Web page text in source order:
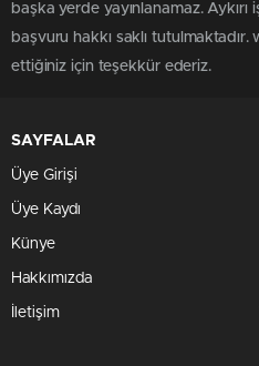
başka yerde yayınlanamaz.
başvuru hakkı saklı
ettiğiniz için teşekkür ederiz.
SAYFALAR
Üye Girişi
Üye Kaydı
Künye
Hakkımızda
İletişim